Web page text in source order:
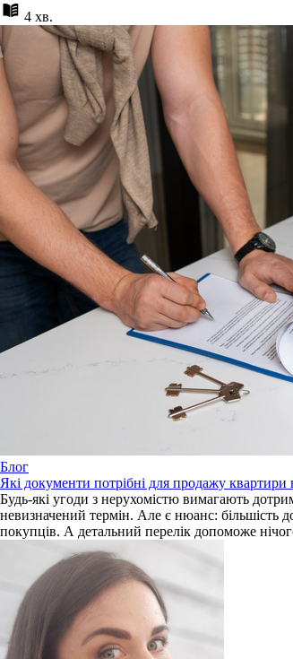
4 хв.
Блог
Які документи потрібні для продажу квартири
Будь-які угоди з нерухомістю вимагають
невизначений термін. Але є нюанс: більшість
покупців. А детальний перелік допоможе